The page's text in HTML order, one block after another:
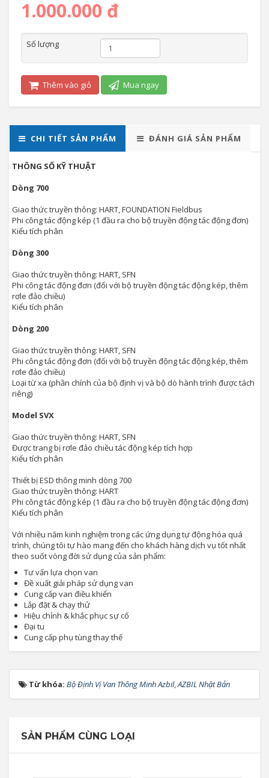
1.000.000 đ
Số lượng
Thêm vào giỏ Mua ngay
CHI TIẾT SẢN PHẨM ĐÁNH GIÁ SẢN PHẨM
THÔNG SỐ KỸ THUẬT
Dòng 700
Giao thức truyền thông: HART, FOUNDATION Fieldbus
Phi công tác động kép (1 đầu ra cho bộ truyền động tác động đơn)
Kiểu tích phân
Dòng 300
Giao thức truyền thông: HART, SFN
Phi công tác động đơn (đối với bộ truyền động tác động kép, thêm
rơle đảo chiều)
Kiểu tích phân
Dòng 200
Giao thức truyền thông: HART, SFN
Phi công tác động đơn (đối với bộ truyền động tác động kép, thêm
rơle đảo chiều)
Loại từ xa (phần chính của bộ định vị và bộ dò hành trình được tách
riêng)
Model SVX
Giao thức truyền thông: HART, SFN
Được trang bị rơle đảo chiều tác động kép tích hợp
Kiểu tích phân
Thiết bị ESD thông minh dòng 700
Giao thức truyền thông: HART
Phi công tác động kép (1 đầu ra cho bộ truyền động tác động đơn)
Kiểu tích phân
Với nhiều năm kinh nghiệm trong các ứng dụng tự động hóa quá
trình, chúng tôi tự hào mang đến cho khách hàng dịch vụ tốt nhất
theo suốt vòng đời sử dụng của sản phẩm:
Tư vấn lựa chọn van
Đề xuất giải pháp sử dụng van
Cung cấp van điều khiển
Lắp đặt & chạy thử
Hiệu chỉnh & khắc phục sự cố
Đại tu
Cung cấp phụ tùng thay thế
Từ khóa: Bộ Định Vị Van Thông Minh Azbil,AZBIL Nhật Bản
SẢN PHẨM CÙNG LOẠI